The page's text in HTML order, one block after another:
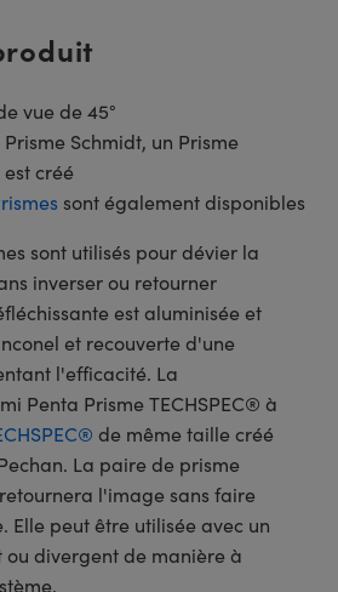
vue de 45°
Schmidt, un Prisme
créé
sont également disponibles
sont utilisés pour dévier la
inverser ou retourner
est aluminisée et
et recouverte d'une
l'efficacité. La
Penta Prisme TECHSPEC® à
de même taille créé
La paire de prisme
l'image sans faire
Elle peut être utilisée avec un
divergent de manière à